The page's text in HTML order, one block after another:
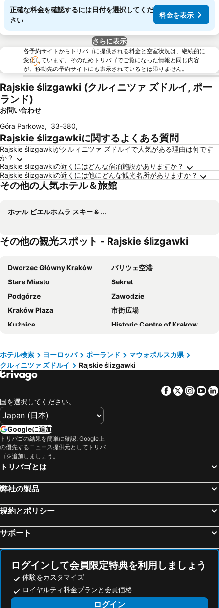
正確な料金を確認するには日付を選択してくだ
さい
料金を表示
さらに表示
各予約サイトからトリバゴに提供される料金と空室状況は、継続的に
変化しています。そのためトリバゴでご覧になった情報と同じ内容
が、移動先の予約サイトにも表示されているとは限りません。
Rajskie ślizgawki (クルィニツァ ズドルイ, ポー
ランド)
お問い合わせ
Góra Parkowa, 33-380,
Rajskie ślizgawkiに関するよくある質問
Rajskie ślizgawkiがクルィニツァ ズドルイで人気がある理由は何です
か？
Rajskie ślizgawkiの近くにはどんな宿泊施設がありますか？
Rajskie ślizgawkiの近くには他にどんな観光名所がありますか？
その他の人気ホテル＆旅館
ホテル ビエルホムラ スキー & スパ リゾート
その他の観光スポット - Rajskie ślizgawki
Dworzec Główny Kraków
バリツェ空港
Stare Miasto
Sekret
Podgórze
Zawodzie
Kraków Plaza
市街広場
Kuźnice
Historic Centre of Krakow
ヴァヴェル城
Swoszowice
3 Maja
Copernicus
Skałki Twardowskiego
Rzeszów International Airport
St Martin of Tours Church
Lorinčík
Remuh Synagogue
Galeria Krakowska
Ośrodek Jazdy Konnej DYZMA
Čierny Balog
Jánošíkove dni
Aleksandrowice
International Air Fest SIAF
Rajskie ślizgawki
Magnolia
Bulwary Dietla
Jaworzyna
Henryk-Ski
Ośrodek Narciarski Jaworzyna Krynicka
Top-Ski Tylicz
Centrum Narciarskie Master Ski
ホテル検索 ヨーロッパ ポーランド
マウォポルスカ県
クルィニツァ ズドルイ
Rajskie ślizgawki
Facebook
Twitter
国を選択してください。
Googleに追加
トリバゴの結果を簡単に確認: Google上
の優先するニュース提供元としてトリバ
ゴを追加しましょう。
トリバゴとは
弊社の製品
規約とポリシー
サポート
ログインして会員限定特典を利用しましょう
体験をカスタマイズ
ロイヤルティ料金プランと会員価格
ログイン